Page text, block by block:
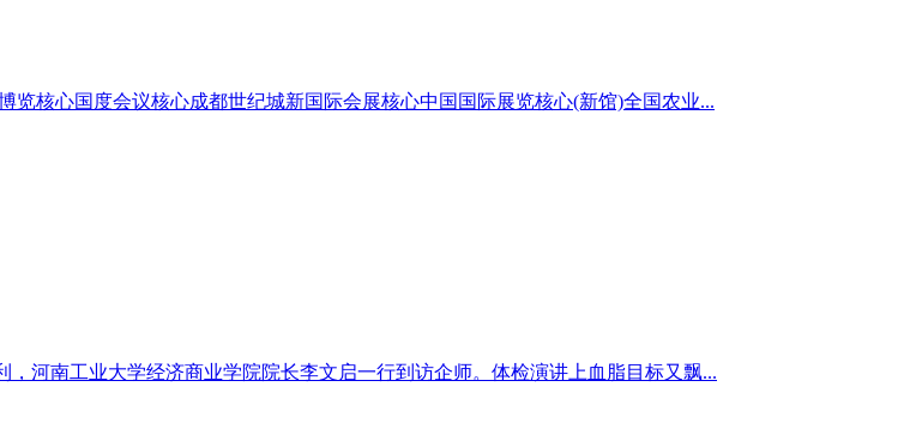
核心国度会议核心成都世纪城新国际会展核心中国国际展览核心(新馆)全国农业...
河南工业大学经济商业学院院长李文启一行到访企师。体检演讲上血脂目标又飘...